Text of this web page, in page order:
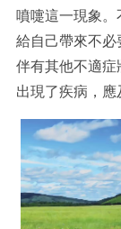
噴嚏這一現象
給自己帶來不必
伴有其他不適症
出現了疾病，應